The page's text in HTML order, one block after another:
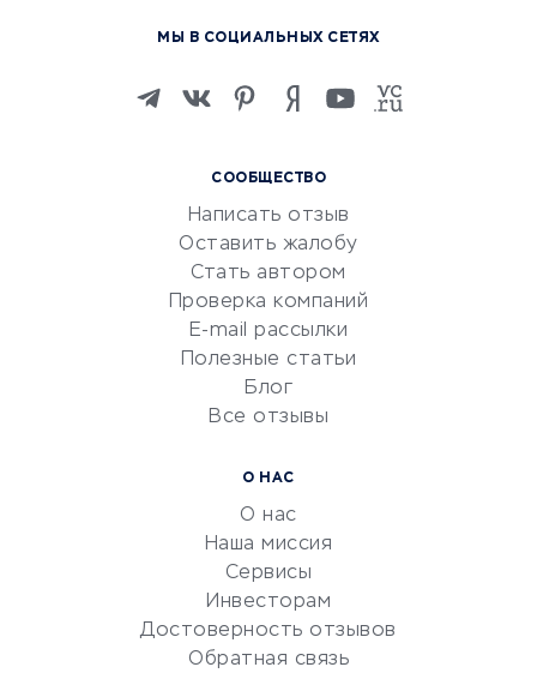
Изучение иностранных
Маркетинг и продажи
Репетиторство
Красота и здоровье
Сервисы по поиску работы
Сетевой маркетинг
УСЛУГИ ДЛЯ БИЗНЕСА
документооборот
СООБЩЕСТВО
Написать отзыв
Оставить жалобу
Стать автором
Проверка компаний
E-mail рассылки
Полезные статьи
Блог
Все отзывы
О НАС
О нас
Наша миссия
Сервисы
Инвесторам
Достоверность отзывов
Обратная связь
МЫ В СОЦИАЛЬНЫХ СЕТЯХ